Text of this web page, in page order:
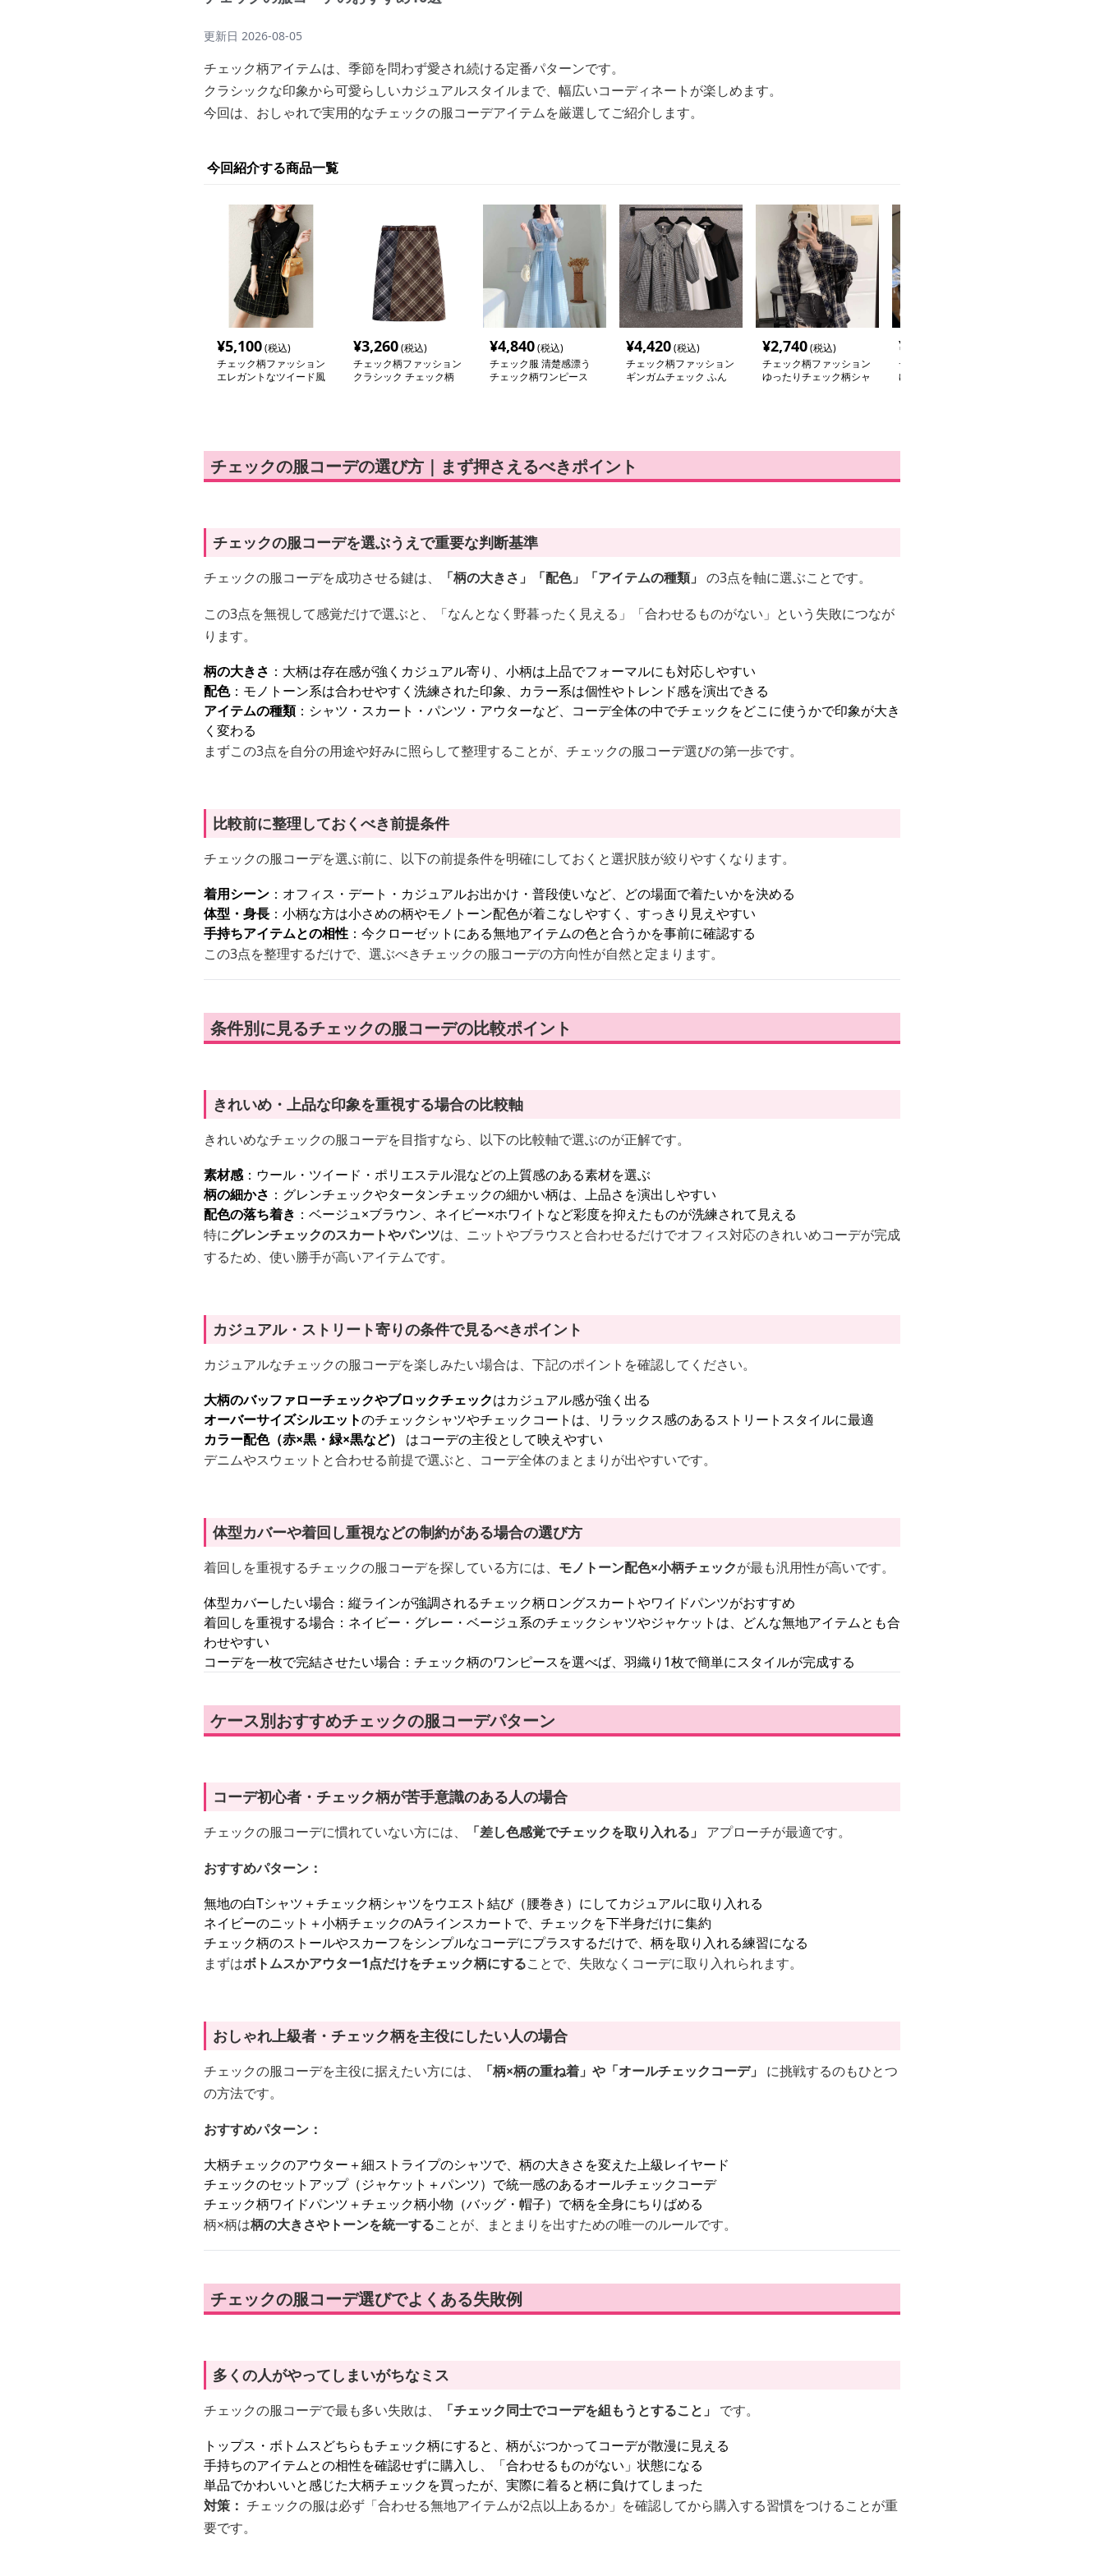
更新日 2026-08-05
チェック柄アイテムは、季節を問わず愛され続ける定番パターンです。
クラシックな印象から可愛らしいカジュアルスタイルまで、幅広いコーディネートが楽しめます。
今回は、おしゃれで実用的なチェックの服コーデアイテムを厳選してご紹介します。
今回紹介する商品一覧
¥5,100(税込)
チェック柄ファッション
エレガントなツイード風
¥3,260(税込)
チェック柄ファッション
クラシック チェック柄
¥4,840(税込)
チェック服 清楚感漂う
チェック柄ワンピース
¥4,420(税込)
チェック柄ファッション
ギンガムチェック ふん
¥2,740(税込)
チェック柄ファッション
ゆったりチェック柄シャ
¥
チェック柄ファッション
ゆったりチェックシャツ
チェックの服コーデの選び方｜まず押さえるべきポイント
チェックの服コーデを選ぶうえで重要な判断基準
チェックの服コーデを成功させる鍵は、 「柄の大きさ」「配色」「アイテムの種類」 の3点を軸に選ぶことです。
この3点を無視して感覚だけで選ぶと、「なんとなく野暮ったく見える」「合わせるものがない」という失敗につなが
ります。
柄の大きさ ：大柄は存在感が強くカジュアル寄り、小柄は上品でフォーマルにも対応しやすい
配色：モノトーン系は合わせやすく洗練された印象、カラー系は個性やトレンド感を演出できる
アイテムの種類：シャツ・スカート・パンツ・アウターなど、コーデ全体の中でチェックをどこに使うかで印象が大き
く変わる
まずこの3点を自分の用途や好みに照らして整理することが、チェックの服コーデ選びの第一歩です。
比較前に整理しておくべき前提条件
チェックの服コーデを選ぶ前に、以下の前提条件を明確にしておくと選択肢が絞りやすくなります。
着用シーン ：オフィス・デート・カジュアルお出かけ・普段使いなど、どの場面で着たいかを決める
体型・身長 ：小柄な方は小さめの柄やモノトーン配色が着こなしやすく、すっきり見えやすい
手持ちアイテムとの相性 ：今クローゼットにある無地アイテムの色と合うかを事前に確認する
この3点を整理するだけで、選ぶべきチェックの服コーデの方向性が自然と定まります。
条件別に見るチェックの服コーデの比較ポイント
きれいめ・上品な印象を重視する場合の比較軸
きれいめなチェックの服コーデを目指すなら、以下の比較軸で選ぶのが正解です。
素材感：ウール・ツイード・ポリエステル混などの上質感のある素材を選ぶ
柄の細かさ ：グレンチェックやタータンチェックの細かい柄は、上品さを演出しやすい
配色の落ち着き ：ベージュ×ブラウン、ネイビー×ホワイトなど彩度を抑えたものが洗練されて見える
特にグレンチェックのスカートやパンツは、ニットやブラウスと合わせるだけでオフィス対応のきれいめコーデが完成
するため、使い勝手が高いアイテムです。
カジュアル・ストリート寄りの条件で見るべきポイント
カジュアルなチェックの服コーデを楽しみたい場合は、下記のポイントを確認してください。
大柄のバッファローチェックやブロックチェックはカジュアル感が強く出る
オーバーサイズシルエットのチェックシャツやチェックコートは、リラックス感のあるストリートスタイルに最適
カラー配色（赤×黒・緑×黒など）
はコーデの主役として映えやすい
デニムやスウェットと合わせる前提で選ぶと、コーデ全体のまとまりが出やすいです。
体型カバーや着回し重視などの制約がある場合の選び方
着回しを重視するチェックの服コーデを探している方には、 モノトーン配色×小柄チェックが最も汎用性が高いです。
体型カバーしたい場合：縦ラインが強調されるチェック柄ロングスカートやワイドパンツがおすすめ
着回しを重視する場合：ネイビー・グレー・ベージュ系のチェックシャツやジャケットは、どんな無地アイテムとも合
わせやすい
コーデを一枚で完結させたい場合：チェック柄のワンピースを選べば、羽織り1枚で簡単にスタイルが完成する
ケース別おすすめチェックの服コーデパターン
コーデ初心者・チェック柄が苦手意識のある人の場合
チェックの服コーデに慣れていない方には、 「差し色感覚でチェックを取り入れる」
アプローチが最適です。
おすすめパターン：
無地の白Tシャツ＋チェック柄シャツをウエスト結び（腰巻き）にしてカジュアルに取り入れる
ネイビーのニット＋小柄チェックのAラインスカートで、チェックを下半身だけに集約
チェック柄のストールやスカーフをシンプルなコーデにプラスするだけで、柄を取り入れる練習になる
まずはボトムスかアウター1点だけをチェック柄にすることで、失敗なくコーデに取り入れられます。
おしゃれ上級者・チェック柄を主役にしたい人の場合
チェックの服コーデを主役に据えたい方には、 「柄×柄の重ね着」や「オールチェックコーデ」
に挑戦するのもひとつ
の方法です。
おすすめパターン：
大柄チェックのアウター＋細ストライプのシャツで、柄の大きさを変えた上級レイヤード
チェックのセットアップ（ジャケット＋パンツ）で統一感のあるオールチェックコーデ
チェック柄ワイドパンツ＋チェック柄小物（バッグ・帽子）で柄を全身にちりばめる
柄×柄は柄の大きさやトーンを統一することが、まとまりを出すための唯一のルールです。
チェックの服コーデ選びでよくある失敗例
多くの人がやってしまいがちなミス
チェックの服コーデで最も多い失敗は、 「チェック同士でコーデを組もうとすること」
です。
トップス・ボトムスどちらもチェック柄にすると、柄がぶつかってコーデが散漫に見える
手持ちのアイテムとの相性を確認せずに購入し、「合わせるものがない」状態になる
単品でかわいいと感じた大柄チェックを買ったが、実際に着ると柄に負けてしまった
対策： チェックの服は必ず「合わせる無地アイテムが2点以上あるか」を確認してから購入する習慣をつけることが重
要です。